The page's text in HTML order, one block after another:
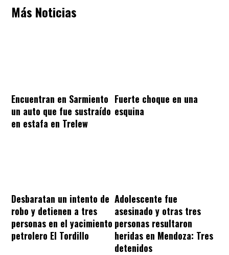
Más Noticias
Encuentran en Sarmiento
un auto que fue sustraído
en estafa en Trelew
Fuerte choque en una
esquina
Desbaratan un intento de
robo y detienen a tres
personas en el yacimiento
petrolero El Tordillo
Adolescente fue
asesinado y otras tres
personas resultaron
heridas en Mendoza: Tres
detenidos